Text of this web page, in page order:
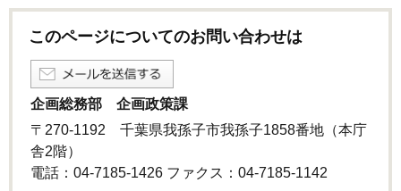
このページについてのお問い合わせは
企画総務部 企画政策課
〒270-1192 千葉県我孫子市我孫子1858番地（本庁
舎2階）
電話：04-7185-1426 ファクス：04-7185-1142